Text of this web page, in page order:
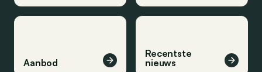
Aanbod
Recentste
nieuws